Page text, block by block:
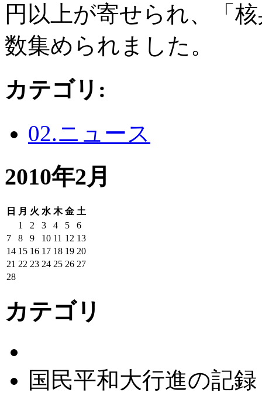
円以上が寄せられ、「
数集められました。
カテゴリ :
02.ニュース
2010年2月
日 月 火 水 木 金 土
1
2 3 4 5
6
7
8 9 10 11 12 13
14 15 16 17 18 19 20
21 22 23 24 25 26 27
28
カテゴリ
国民平和大行進の記録